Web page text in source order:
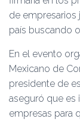
de empresarios
país buscando
En el evento
Mexicano de
presidente de
aseguró que es
empresas para